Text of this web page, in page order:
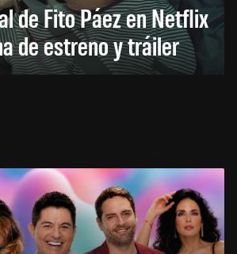
de Fito Páez en Netflix
de estreno y tráiler